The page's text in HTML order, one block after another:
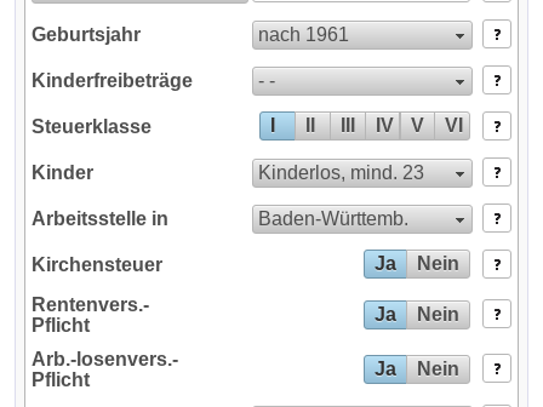
Der Rechner wird geladen ...
Geburtsjahr nach 1961
Kinderfreibeträge - -
Steuerklasse IV V VI
Kinder Kinderlos, mind. 23
Arbeitsstelle in Baden‑Württemb.
Kirchensteuer Ja
Nein
Rentenvers.-
Pflicht
Ja Nein
Arb.-losenvers.-
Pflicht
Ja Nein